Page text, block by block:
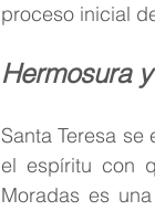
proceso inicial
Hermosura
Santa Teresa
el espíritu con
Moradas es